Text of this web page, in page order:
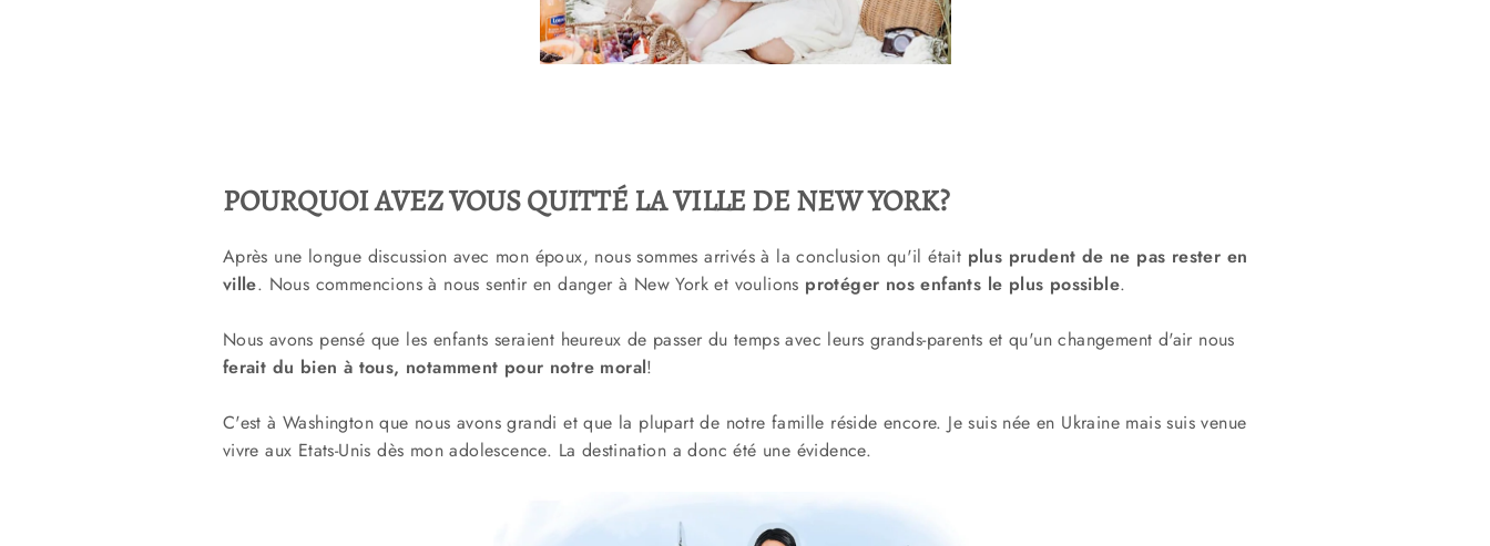
POURQUOI AVEZ VOUS QUITTÉ LA VILLE DE NEW YORK?
Après une longue discussion avec mon époux, nous sommes arrivés à la conclusion qu'il était plus prudent de ne pas rester en
ville. Nous commencions à nous sentir en danger à New York et voulions protéger nos enfants le plus possible.
Nous avons pensé que les enfants seraient heureux de passer du temps avec leurs grands-parents et qu'un changement d'air nous
ferait du bien à tous, notamment pour notre moral!
C'est à Washington que nous avons grandi et que la plupart de notre famille réside encore. Je suis née en Ukraine mais suis venue
vivre aux Etats-Unis dès mon adolescence. La destination a donc été une évidence.